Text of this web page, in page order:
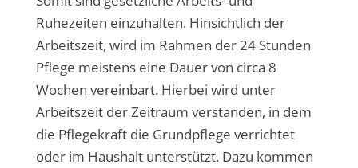
Ruhezeiten einzuhalten. Hinsichtlich der
Arbeitszeit, wird im Rahmen der 24 Stunden
Pflege meistens eine Dauer von circa 8
Wochen vereinbart. Hierbei wird unter
Arbeitszeit der Zeitraum verstanden, in dem
die Pflegekraft die Grundpflege verrichtet
oder im Haushalt unterstützt. Dazu kommen